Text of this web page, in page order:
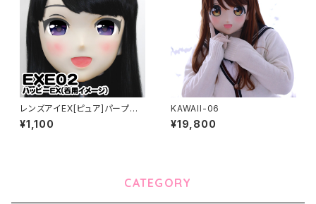
レンズアイEX[ピュア]パープル
Lens Eye EX[PURE]purple
¥1,100
KAWAII-06
¥19,800
CATEGORY